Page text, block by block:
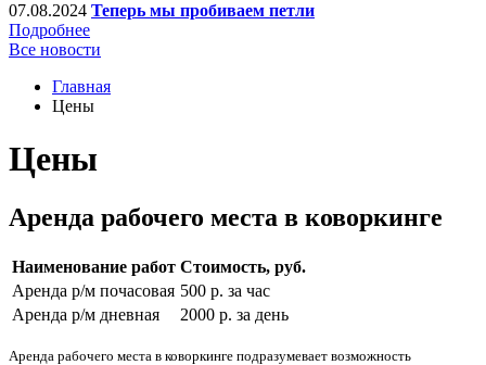
07.08.2024 Теперь мы пробиваем петли
Подробнее
Все новости
Главная
Цены
Цены
Аренда рабочего места в коворкинге
Наименование работ Стоимость, руб.
Аренда р/м почасовая 500 р. за час
Аренда р/м дневная
2000 р. за день
Аренда рабочего места в коворкинге подразумевает возможность